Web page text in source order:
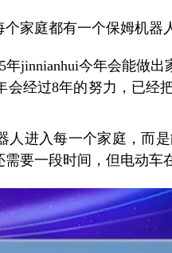
家庭都有一个保姆机
年jinnianhui今年会能做
会经过8年的努力，已
人进入每一个家庭，而
要一段时间，但电动车